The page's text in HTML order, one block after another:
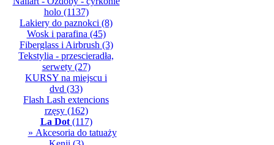
holo(1137)
Lakiery do paznokci (8)
Wosk i parafina (45)
Fiberglass i Airbrush (3)
Tekstylia - przescieradła,
serwety(27)
KURSY na miejscu i
dvd (33)
Flash Lash extencions
rzęsy(162)
La Dot(117)
» Akcesoria do tatuaży